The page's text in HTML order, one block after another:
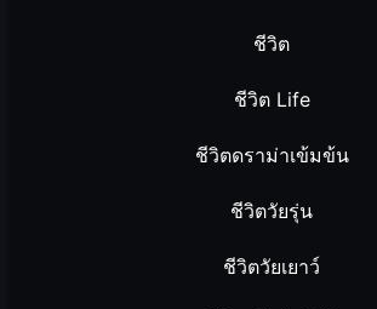
ชีวิต
ชีวิต Life
ชีวิตดราม่าเข้มข้น
ชีวิตวัยรุ่น
ชีวิตวัยเยาว์